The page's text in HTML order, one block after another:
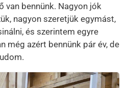
van bennünk. Nagyon jók
nagyon szeretjük egymást,
és szerintem egyre
még azért bennünk pár év, de